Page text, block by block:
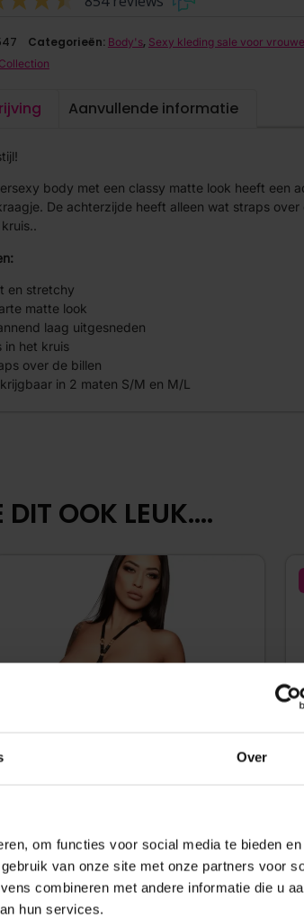
Over
om functies voor social media te bieden en
van onze site met onze partners voor
combineren met andere informatie die u
hun services.
Categorieën: Body's, Sexy kleding sale voor
Aanvullende informatie
body met een classy matte look heeft een
De achterzijde heeft alleen wat straps
en stretchy
matte look
laag uitgesneden
in het kruis
over de billen
in 2 maten S/M en M/L
OOK LEUK....
LUXE KRUISLOZE CUPLOZE MESH BODY
MET BEENSTRAPS EN GOUDKLEURIGE
DETAILS – RISQUE – KINKY DIVA